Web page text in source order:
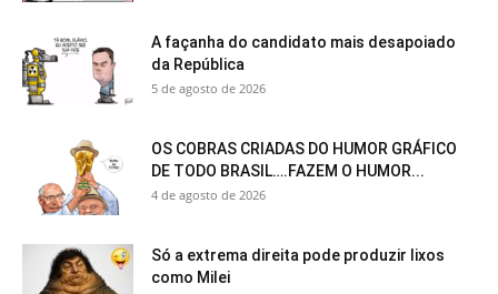
A façanha do candidato mais desapoiado
da República
5 de agosto de 2026
OS COBRAS CRIADAS DO HUMOR GRÁFICO
DE TODO BRASIL….FAZEM O HUMOR...
4 de agosto de 2026
Só a extrema direita pode produzir lixos
como Milei